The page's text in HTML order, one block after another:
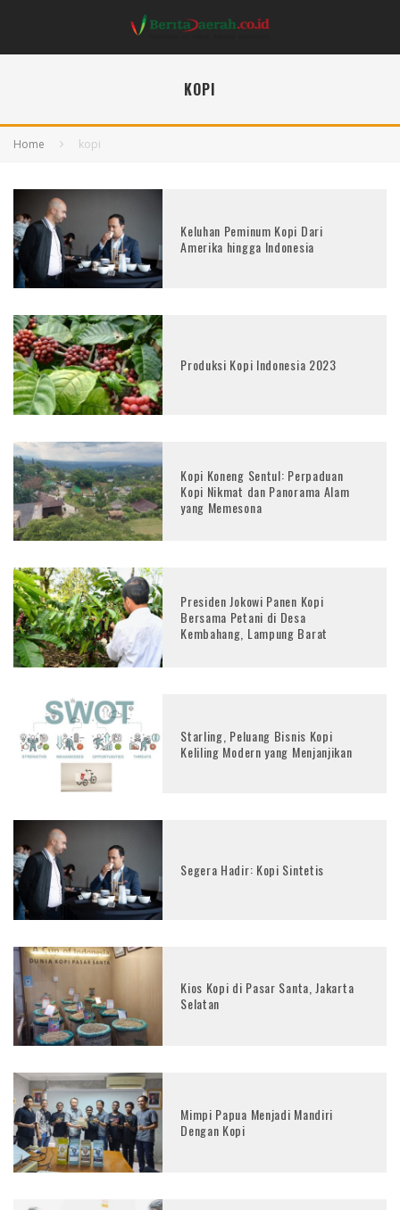
KOPI
Home kopi
Keluhan Peminum Kopi Dari
Amerika hingga Indonesia
Produksi Kopi Indonesia 2023
Kopi Koneng Sentul: Perpaduan
Kopi Nikmat dan Panorama Alam
yang Memesona
Presiden Jokowi Panen Kopi
Bersama Petani di Desa
Kembahang, Lampung Barat
Starling, Peluang Bisnis Kopi
Keliling Modern yang Menjanjikan
Segera Hadir: Kopi Sintetis
Kios Kopi di Pasar Santa, Jakarta
Selatan
Mimpi Papua Menjadi Mandiri
Dengan Kopi